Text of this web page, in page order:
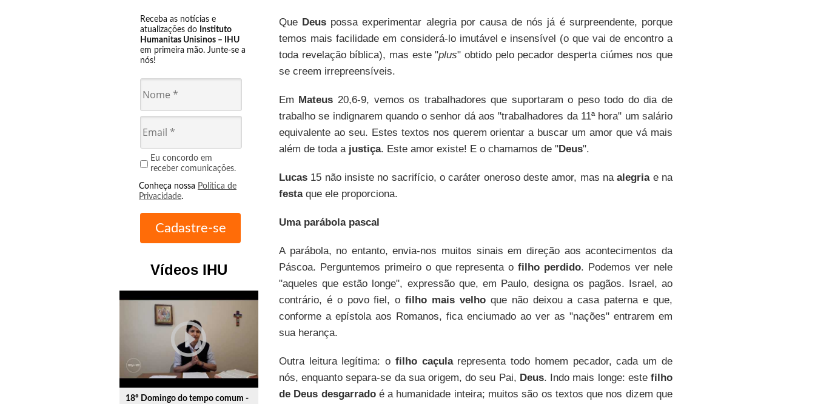
Receba as notícias e
atualizações do Instituto
Humanitas Unisinos – IHU
em primeira mão. Junte-se a
nós!
Eu concordo em
receber comunicações.
Conheça nossa Política de
Privacidade.
Vídeos IHU
play_circle_outline
18º Domingo do tempo comum -
QueDeus possa experimentar alegria por causa de nós já é surpreendente, porque
temos mais facilidade em considerá-lo imutável e insensível (o que vai de encontro a
toda revelação bíblica), mas este "plus" obtido pelo pecador desperta ciúmes nos que
se creem irrepreensíveis.
Em Mateus 20,6-9, vemos os trabalhadores que suportaram o peso todo do dia de
trabalho se indignarem quando o senhor dá aos "trabalhadores da 11ª hora" um salário
equivalente ao seu. Estes textos nos querem orientar a buscar um amor que vá mais
além de toda a justiça. Este amor existe! E o chamamos de "Deus".
Lucas15 não insiste no sacrifício, o caráter oneroso deste amor, mas naalegriae na
festaque ele proporciona.
Uma parábola pascal
A parábola, no entanto, envia-nos muitos sinais em direção aos acontecimentos da
Páscoa. Perguntemos primeiro o que representa ofilho perdido. Podemos ver nele
"aqueles que estão longe", expressão que, em Paulo, designa os pagãos. Israel, ao
contrário, é o povo fiel, o filho mais velhoque não deixou a casa paterna e que,
conforme a epístola aos Romanos, fica enciumado ao ver as "nações" entrarem em
sua herança.
Outra leitura legítima: o filho caçularepresenta todo homem pecador, cada um de
nós, enquanto separa-se da sua origem, do seu Pai, Deus. Indo mais longe: este filho
de Deus desgarradoé a humanidade inteira; muitos são os textos que nos dizem que